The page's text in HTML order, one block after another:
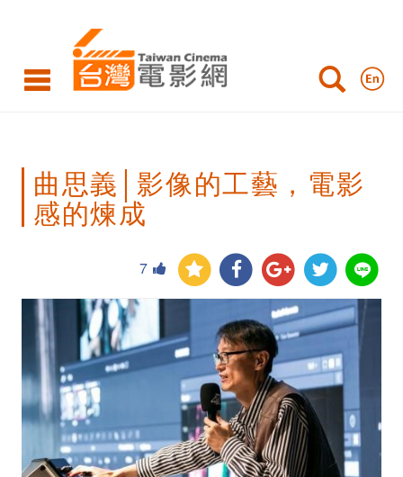
義
影
的
藝，
影
感
的
曲思義│影像的工藝，電影
感的煉成
7